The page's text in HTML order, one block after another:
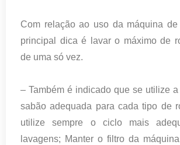
Com relação ao uso da máquina
principal dica é lavar o máximo de
de uma só vez.
– Também é indicado que se utilize
sabão adequada para cada tipo de
utilize sempre o ciclo mais
lavagens; Manter o filtro da